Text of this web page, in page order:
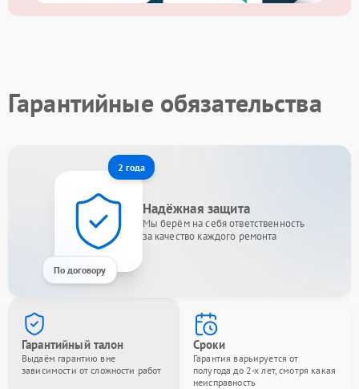
Гарантийные обязательства
2 года
По договору
Надёжная защита
Мы берём на себя ответственность
за качество каждого ремонта
Гарантийный талон
Выдаём гарантию вне
зависимости от сложности работ
Сроки
Гарантия варьируется от
полугода до 2-х лет, смотря какая
неисправность